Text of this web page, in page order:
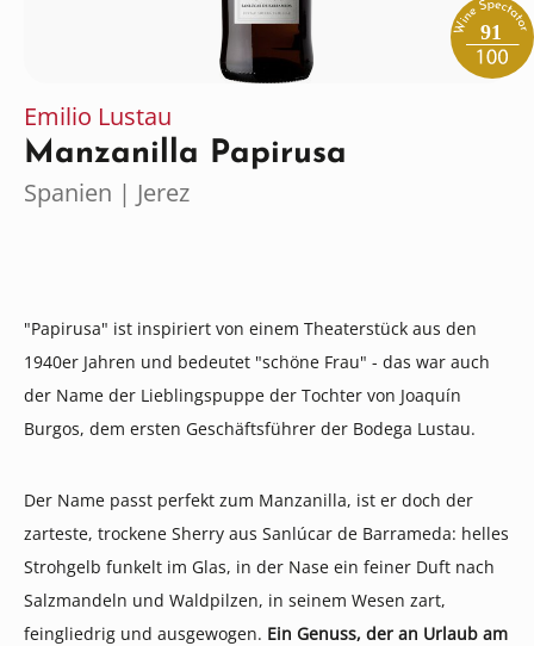
91
Emilio Lustau
Manzanilla Papirusa
Spanien | Jerez
"Papirusa" ist inspiriert von einem Theaterstück aus den
1940er Jahren und bedeutet "schöne Frau" - das war auch
der Name der Lieblingspuppe der Tochter von Joaquín
Burgos, dem ersten Geschäftsführer der Bodega Lustau.
Der Name passt perfekt zum Manzanilla, ist er doch der
zarteste, trockene Sherry aus Sanlúcar de Barrameda: helles
Stro­hgelb funkelt im Glas, in der Nase ein feiner Duft nach
Salz­mandeln und Wald­pilzen, in seinem Wesen zart,
feingliedrig und ausgewogen. Ein Genuss, der an Urlaub am